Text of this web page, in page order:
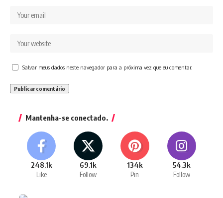
Salvar meus dados neste navegador para a próxima vez que eu comentar.
Mantenha-se conectado.
248.1k
Like
69.1k
Follow
134k
Pin
54.3k
Follow